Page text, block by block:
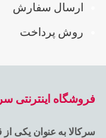
ارسال سفارش
روش پرداخت
فروشگاه اینترنتی
سرکالا به عنوان یکی از